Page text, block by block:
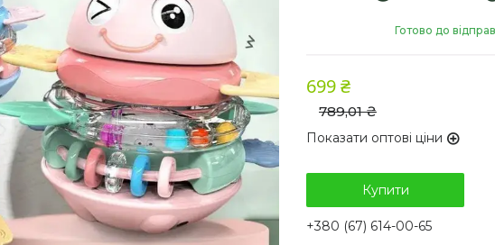
Готово до
789,01 ₴
699 ₴
Показати оптові ціни
Купити
+380 (67) 614-00-65